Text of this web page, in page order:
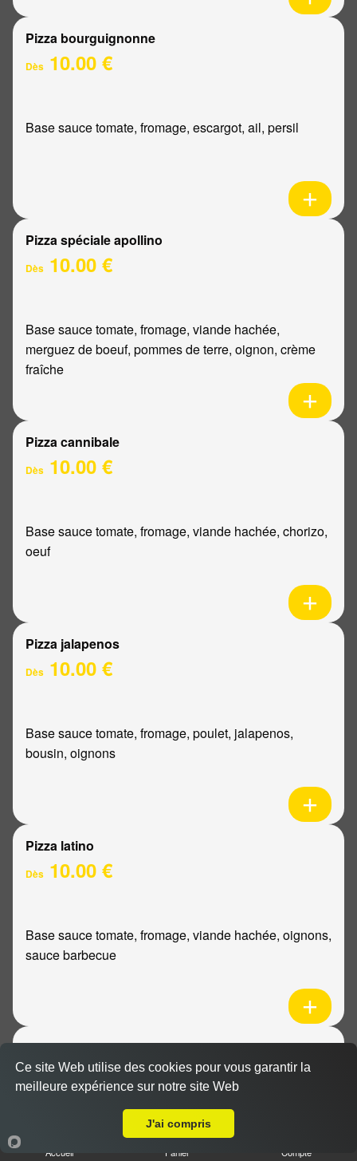
Pizza bourguignonne
Dès 10.00 €
Base sauce tomate, fromage, escargot, ail, persil
Pizza spéciale apollino
Dès 10.00 €
Base sauce tomate, fromage, viande hachée,
merguez de boeuf, pommes de terre, oignon, crème
fraîche
Pizza cannibale
Dès 10.00 €
Base sauce tomate, fromage, viande hachée, chorizo,
oeuf
Pizza jalapenos
Dès 10.00 €
Base sauce tomate, fromage, poulet, jalapenos,
bousin, oignons
Pizza latino
Dès 10.00 €
Base sauce tomate, fromage, viande hachée, oignons,
sauce barbecue
Pizza mexicaine
Dès10.00 €
Base sauce tomate, fromage, poulet, pommes de
terre, ananas, sauce barbecue
Accueil Panier Compte
Ce site Web utilise des cookies pour vous garantir la
meilleure expérience sur notre site Web
J'ai compris